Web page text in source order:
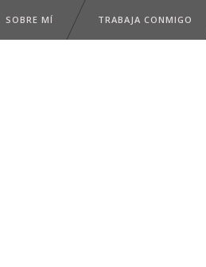
SOBRE MÍ TRABAJA CONMIGO